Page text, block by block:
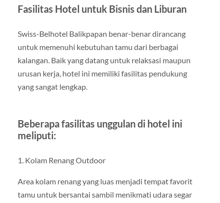
Fasilitas Hotel untuk Bisnis dan Liburan
Swiss-Belhotel Balikpapan benar-benar dirancang
untuk memenuhi kebutuhan tamu dari berbagai
kalangan. Baik yang datang untuk relaksasi maupun
urusan kerja, hotel ini memiliki fasilitas pendukung
yang sangat lengkap.
Beberapa fasilitas unggulan di hotel ini
meliputi:
1. Kolam Renang Outdoor
Area kolam renang yang luas menjadi tempat favorit
tamu untuk bersantai sambil menikmati udara segar